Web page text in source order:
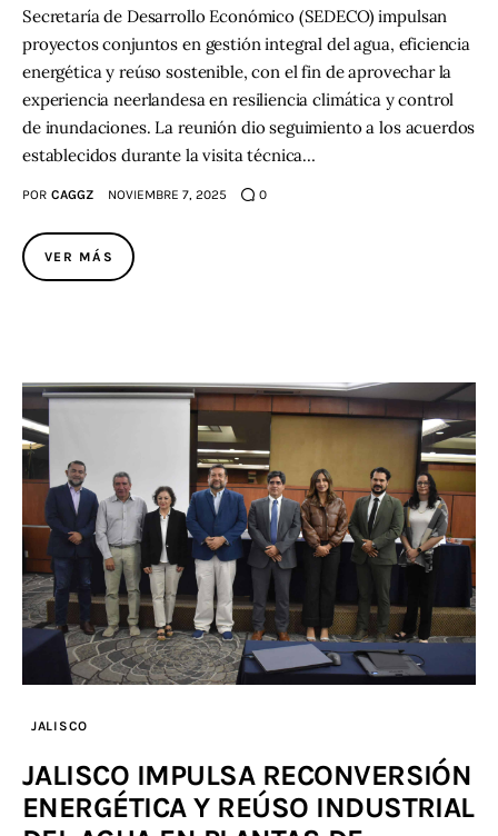
Secretaría de Desarrollo Económico (SEDECO) impulsan
proyectos conjuntos en gestión integral del agua, eficiencia
energética y reúso sostenible, con el fin de aprovechar la
experiencia neerlandesa en resiliencia climática y control
de inundaciones. La reunión dio seguimiento a los acuerdos
establecidos durante la visita técnica…
POR CAGGZ NOVIEMBRE 7, 2025 0
VER MÁS
JALISCO
JALISCO IMPULSA RECONVERSIÓN
ENERGÉTICA Y REÚSO INDUSTRIAL